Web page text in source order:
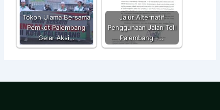
Tokoh Ulama Bersama
Pemkot Palembang
Gelar Aksi…
Jalur Alternatif
Penggunaan Jalan Toll
Palembang -…